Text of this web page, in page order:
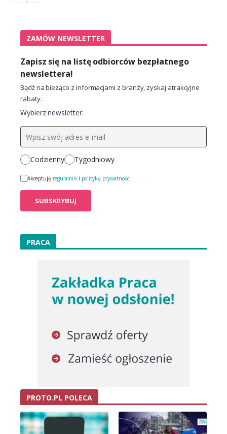
ZAMÓW NEWSLETTER
Zapisz się na listę odbiorców bezpłatnego
newslettera!
Bądź na bieżąco z informacjami z branży, zyskaj atrakcyjne
rabaty.
Wybierz newsletter:
Codzienny Tygodniowy
Akceptuję regulamin i politykę prywatności
PRACA
PROTO.PL POLECA